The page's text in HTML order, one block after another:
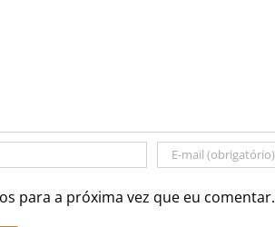
para a próxima vez que eu comentar.